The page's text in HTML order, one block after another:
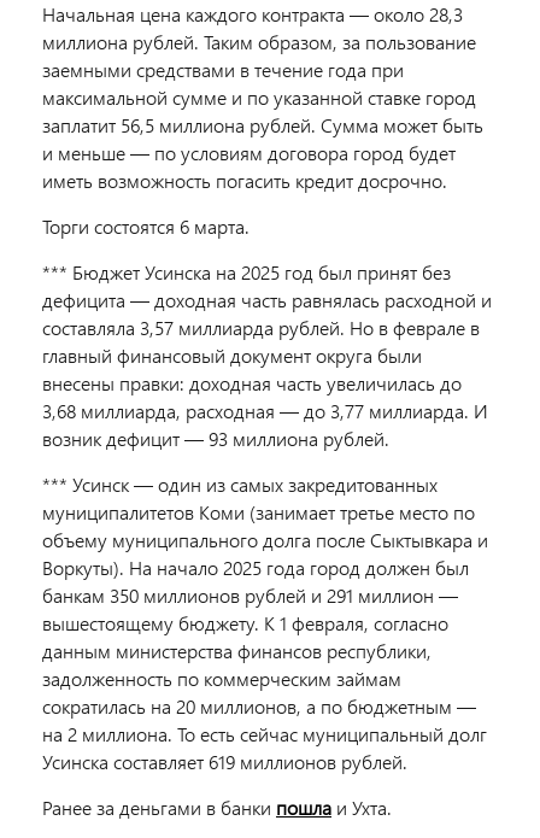
Начальная цена каждого контракта — около 28,3
миллиона рублей. Таким образом, за пользование
заемными средствами в течение года при
максимальной сумме и по указанной ставке город
заплатит 56,5 миллиона рублей. Сумма может быть
и меньше — по условиям договора город будет
иметь возможность погасить кредит досрочно.
Торги состоятся 6 марта.
*** Бюджет Усинска на 2025 год был принят без
дефицита — доходная часть равнялась расходной и
составляла 3,57 миллиарда рублей. Но в феврале в
главный финансовый документ округа были
внесены правки: доходная часть увеличилась до
3,68 миллиарда, расходная — до 3,77 миллиарда. И
возник дефицит — 93 миллиона рублей.
*** Усинск — один из самых закредитованных
муниципалитетов Коми (занимает третье место по
объему муниципального долга после Сыктывкара и
Воркуты). На начало 2025 года город должен был
банкам 350 миллионов рублей и 291 миллион —
вышестоящему бюджету. К 1 февраля, согласно
данным министерства финансов республики,
задолженность по коммерческим займам
сократилась на 20 миллионов, а по бюджетным —
на 2 миллиона. То есть сейчас муниципальный долг
Усинска составляет 619 миллионов рублей.
Ранее за деньгами в банки пошла и Ухта.